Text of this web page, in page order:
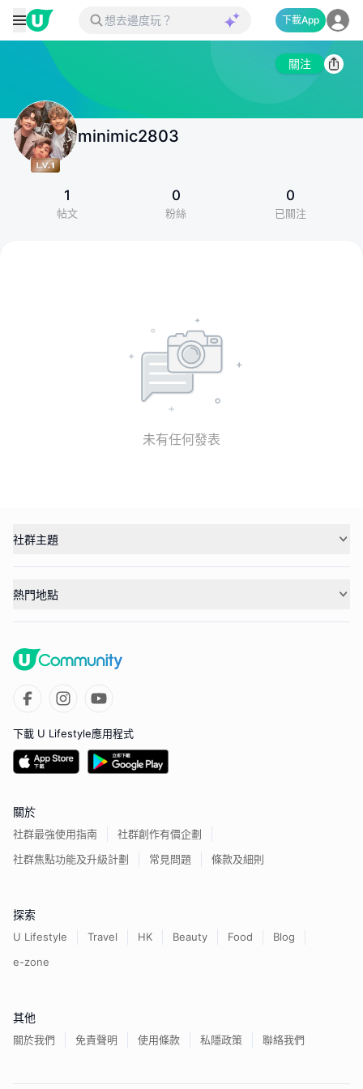
下載App
關注
minimic2803
1
帖文
0
粉絲
0
已關注
未有任何發表
社群主題
熱門地點
下載 U Lifestyle應用程式
關於
社群最強使用指南
社群創作有價企劃
社群焦點功能及升級計劃
常見問題 條款及細則
探索
U Lifestyle Travel HK Beauty Food
Blog
e-zone
其他
關於我們 免責聲明 使用條款 私隱政策 聯絡我們